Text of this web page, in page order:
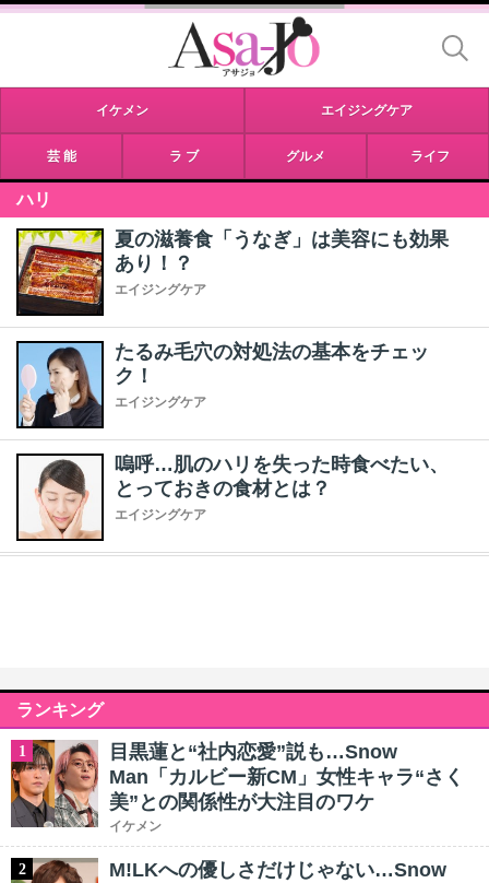
イケメン エイジングケア
芸 能 ラ ブ グルメ ライフ
ハリ
夏の滋養食「うなぎ」は美容にも効果
あり！？
エイジングケア
たるみ毛穴の対処法の基本をチェッ
ク！
エイジングケア
嗚呼…肌のハリを失った時食べたい、
とっておきの食材とは？
エイジングケア
ランキング
1
目黒蓮と“社内恋愛”説も…Snow
Man「カルビー新CM」女性キャラ“さく
美”との関係性が大注目のワケ
イケメン
2
M!LKへの優しさだけじゃない…Snow